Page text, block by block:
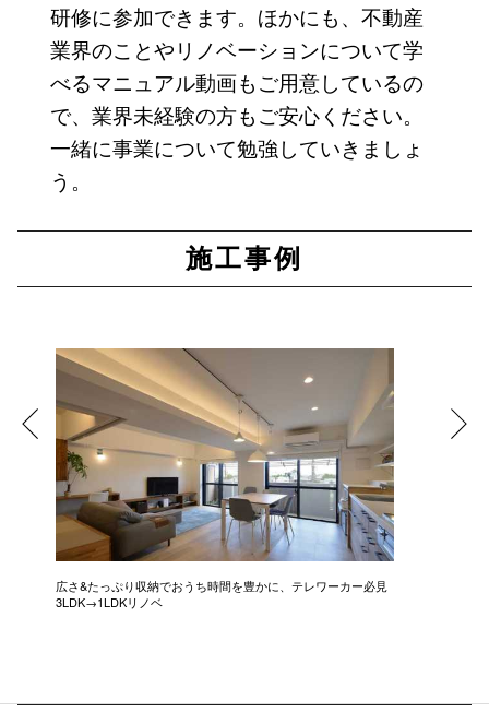
研修に参加できます。ほかにも、不動産
業界のことやリノベーションについて学
べるマニュアル動画もご用意しているの
で、業界未経験の方もご安心ください。
一緒に事業について勉強していきましょ
う。
施工事例
広さ&たっぷり収納でおうち時間を豊かに、テレワーカー必見
3LDK→1LDKリノベ